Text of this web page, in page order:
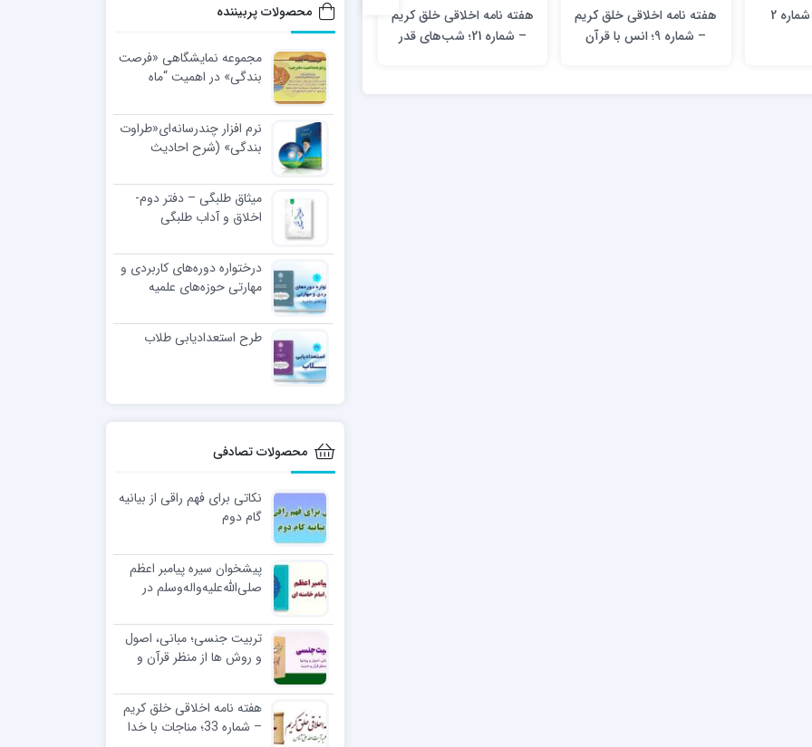
2
هفته نامه اخلاقی خلق کریم
– شماره 9؛ انس با قرآن
هفته نامه اخلاقی خلق کریم
– شماره 21؛ شب‌های قدر
هفته نامه اخلاقی خلق کریم
– شماره 61؛ نماز شب
محصولات پربیننده
مجموعه نمایشگاهی «فرصت
بندگی» در اهمیت “ماه
نرم افزار چندرسانه‌ای«طراوت
بندگی» (شرح احادیث
اسلامی)
میثاق طلبگی – دفتر دوم-
اخلاق و آداب طلبگی
درختواره دوره‌های کاربردی و
مهارتی حوزه‌های علمیه
طرح استعدادیابی طلاب
محصولات تصادفی
نکاتی برای فهم راقی از بیانیه
گام دوم
پیشخوان سیره پیامبر اعظم
صلی‌الله‌علیه‌و‌اله‌وسلم در
تربیت جنسی؛ مبانی، اصول
و روش ها از منظر قرآن و
هفته نامه اخلاقی خلق کریم
– شماره 33؛ مناجات با خدا